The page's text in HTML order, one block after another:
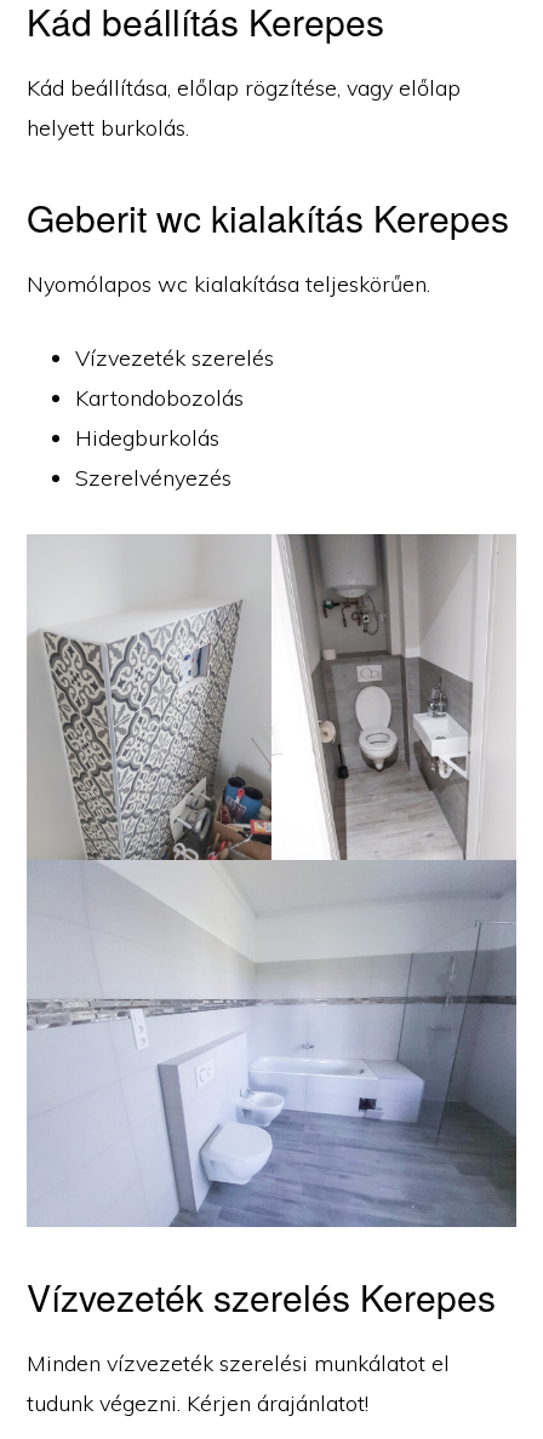
Kád beállítás Kerepes
Kád beállítása, előlap rögzítése, vagy előlap
helyett burkolás.
Geberit wc kialakítás Kerepes
Nyomólapos wc kialakítása teljeskörűen.
Vízvezeték szerelés
Kartondobozolás
Hidegburkolás
Szerelvényezés
Vízvezeték szerelés Kerepes
Minden vízvezeték szerelési munkálatot el
tudunk végezni. Kérjen árajánlatot!